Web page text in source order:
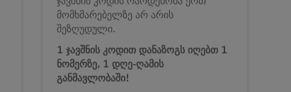
მომხმარებელზე არ არის
შეზღუდული.
1 ჯავშნის კოდით დანაზოგს იღებთ 1
ნომერზე, 1 დღე-ღამის
განმავლობაში!